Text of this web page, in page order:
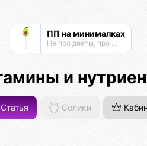
ПП на минималках
Не про диеты, про здоровье. Только самое важное.
и
Солики